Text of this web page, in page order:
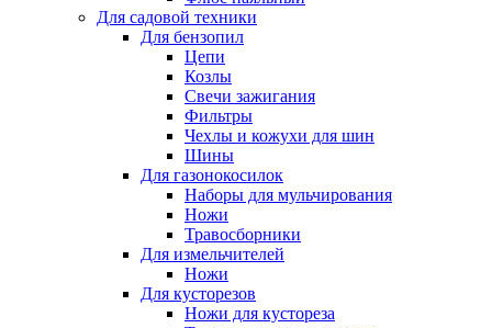
Для садовой техники
Для бензопил
Цепи
Козлы
Свечи зажигания
Фильтры
Чехлы и кожухи для шин
Шины
Для газонокосилок
Наборы для мульчирования
Ножи
Травосборники
Для измельчителей
Ножи
Для кусторезов
Ножи для кустореза